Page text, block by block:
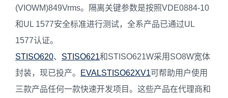
(VIOWM)849Vrms。隔离关键参数是按照VDE0884-10
和UL 1577安全标准进行测试，全系产品已通过UL
1577认证。
STISO620、 STISO621和STISO621W采用SO8W宽体
封装，现已投产。
EVALSTISO62XV1可帮助用户使用
三款产品任何一款快速开发项目。这些产品在代理商和